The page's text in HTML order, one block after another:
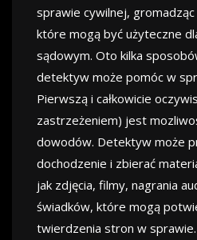
sprawie cywilnej,
które mogą być użyteczne
sądowym. Oto kilka
detektyw może pomóc w
Pierwszą i całkowicie
zastrzeżeniem) jest
dowodów. Detektyw może
dochodzenie i zbierać
jak zdjęcia, filmy, nagrania
świadków, które mogą
twierdzenia stron w